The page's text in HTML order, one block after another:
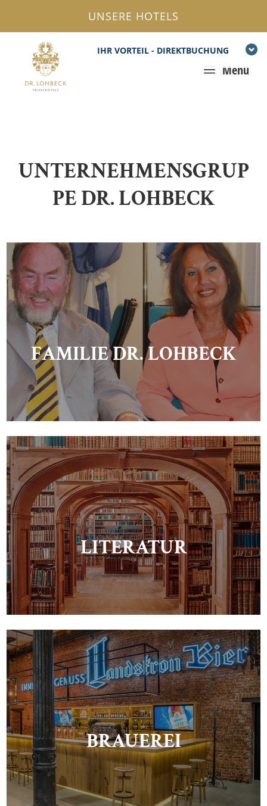
IHR VORTEIL - DIREKTBUCHUNG
a Menü
UNSERE HOTELS
UNTERNEHMENSGRUP
PE DR. LOHBECK
FAMILIE DR. LOHBECK
LITERATUR
BRAUEREI